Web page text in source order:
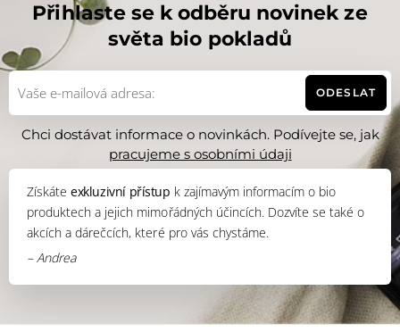
Přihlaste se k odběru novinek ze
světa bio pokladů
ODESLAT
Chci dostávat informace o novinkách. Podívejte se, jak
pracujeme s osobními údaji
Získáteexkluzivní přístup k zajímavým informacím o bio
produktech a jejich mimořádných účincích. Dozvíte se také o
akcích a dárečcích, které pro vás chystáme.
– Andrea